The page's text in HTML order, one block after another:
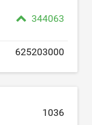
344063
625203000
1036